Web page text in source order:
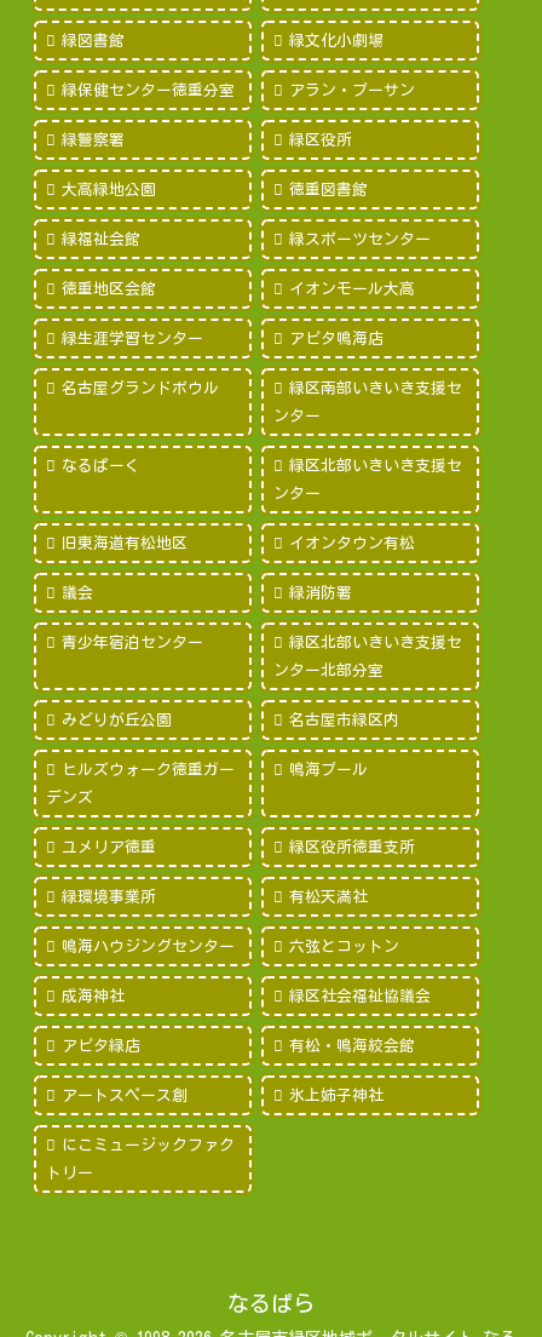
緑図書館 緑文化小劇場
緑保健センター徳重分室 アラン・プーサン
緑警察署 緑区役所
大高緑地公園 徳重図書館
緑福祉会館 緑スポーツセンター
徳重地区会館 イオンモール大高
緑生涯学習センター アピタ鳴海店
名古屋グランドボウル
緑区南部いきいき支援セ
ンター
なるぱーく
緑区北部いきいき支援セ
ンター
旧東海道有松地区 イオンタウン有松
議会 緑消防署
青少年宿泊センター
緑区北部いきいき支援セ
ンター北部分室
みどりが丘公園 名古屋市緑区内
ヒルズウォーク徳重ガー
デンズ
鳴海プール
ユメリア徳重 緑区役所徳重支所
緑環境事業所 有松天満社
鳴海ハウジングセンター 六弦とコットン
成海神社 緑区社会福祉協議会
アピタ緑店 有松・鳴海絞会館
アートスペース創 氷上姉子神社
にこミュージックファク
トリー
なるぱら